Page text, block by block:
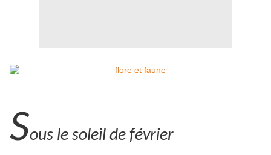
Sous le soleil de février